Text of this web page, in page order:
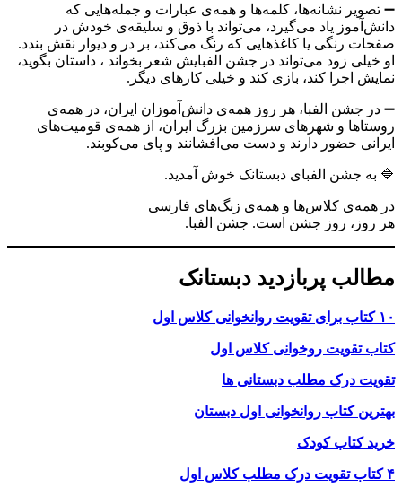
➖ تصویر نشانه‌ها، کلمه‌ها و همه‌ی عبارات و جمله‌هایی که
دانش‌آموز یاد می‌گیرد، می‌تواند با ذوق و سلیقه‌ی خودش در
صفحات رنگی یا کاغذهایی که رنگ می‌کند، بر در و دیوار نقش بندد.
او خیلی زود می‌تواند در جشن الفبایش شعر بخواند ، داستان بگوید،
نمایش اجرا کند، بازی کند و خیلی کارهای دیگر.
➖ در جشن الفبا، هر روز همه‌ی دانش‌آموزان ایران، در همه‌ی
روستاها و شهرهای سرزمین بزرگ ایران، از همه‌ی قومیت‌های
ایرانی حضور دارند و دست می‌افشانند و پای می‌کوبند.
🔷 به جشن الفبای دبستانک خوش آمدید.
در همه‌ی کلاس‌ها و همه‌ی زنگ‌های فارسی
هر روز، روز جشن است. جشن الفبا.
مطالب پربازدید دبستانک
۱۰ کتاب برای تقویت روانخوانی کلاس اول
کتاب تقویت روخوانی کلاس اول
تقویت درک مطلب دبستانی ها
بهترین کتاب روانخوانی اول دبستان
خرید کتاب کودک
۴ کتاب تقویت درک مطلب کلاس اول